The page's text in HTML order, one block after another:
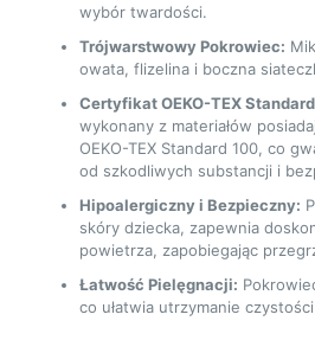
wybór twardości.
Trójwarstwowy Pokrowiec:
owata, flizelina i boczna
Certyfikat OEKO-TEX
wykonany z materiałów
OEKO-TEX Standard 100, co
od szkodliwych substancji i
Hipoalergiczny i Bezpieczny:
skóry dziecka, zapewnia
powietrza, zapobiegając
Łatwość Pielęgnacji:
co ułatwia utrzymanie